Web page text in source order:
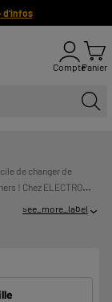
d'infos
ComptePanier
de changer de
! Chez ELECTRO
VOS
VOUS
see_more_label